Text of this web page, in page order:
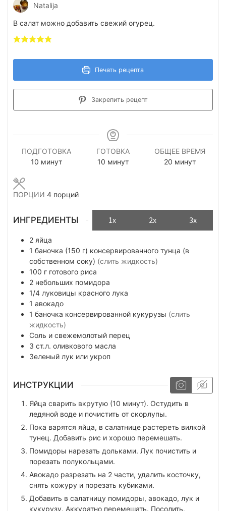
Natalija
В салат можно добавить свежий огурец.
Печать рецепта
Закрепить рецепт
ПОДГОТОВКА
10 минуты
минут
ГОТОВКА
10 минуты
минут
ОБЩЕЕ ВРЕМЯ
20минуты
минут
ПОРЦИИ 4 порций
ИНГРЕДИЕНТЫ 1x 2x 3x
2 яйца
1 баночка (150 г) консервированного тунца (в
собственном соку) (слить жидкость)
100 г готового риса
2 небольших помидора
1/4 луковицы красного лука
1 авокадо
1 баночка консервированной кукурузы (слить
жидкость)
Соль и свежемолотый перец
3 ст.л. оливкового масла
Зеленый лук или укроп
ИНСТРУКЦИИ
Яйца сварить вкрутую (10 минут). Остудить в
ледяной воде и почистить от скорлупы.
Пока варятся яйца, в салатнице растереть вилкой
тунец. Добавить рис и хорошо перемешать.
Помидоры нарезать дольками. Лук почистить и
порезать полукольцами.
Авокадо разрезать на 2 части, удалить косточку,
снять кожуру и порезать кубиками.
Добавить в салатницу помидоры, авокадо, лук и
кукурузу. Аккуратно перемешать. Посолить,